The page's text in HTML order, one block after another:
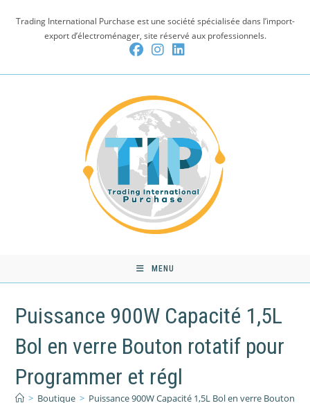
Trading International Purchase est une société spécialisée dans l’import-
export d’électroménager, site réservé aux professionnels.
MENU
Puissance 900W Capacité 1,5L
Bol en verre Bouton rotatif pour
Programmer et régl
> Boutique > Puissance 900W Capacité 1,5L Bol en verre Bouton